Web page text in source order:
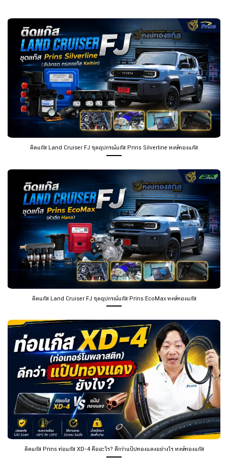
ติดแก๊ส Land Cruiser FJ ชุดอุปกรณ์แก๊ส Prins Silverline หงษ์ทองแก๊ส
ติดแก๊ส Land Cruiser FJ ชุดอุปกรณ์แก๊ส Prins EcoMax หงษ์ทองแก๊ส
ติดแก๊ส Prins ท่อแก๊ส XD-4 คืออะไร? ดีกว่าแป๊ปทองแดงอย่างไร หงษ์ทองแก๊ส